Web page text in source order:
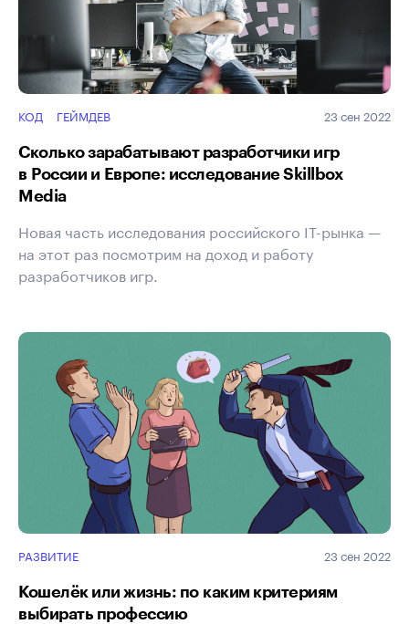
КОД ГЕЙМДЕВ 23 сен 2022
Сколько зарабатывают разработчики игр
в России и Европе: исследование Skillbox
Media
Новая часть исследования российского IT-рынка —
на этот раз посмотрим на доход и работу
разработчиков игр.
РАЗВИТИЕ 23 сен 2022
Кошелёк или жизнь: по каким критериям
выбирать профессию